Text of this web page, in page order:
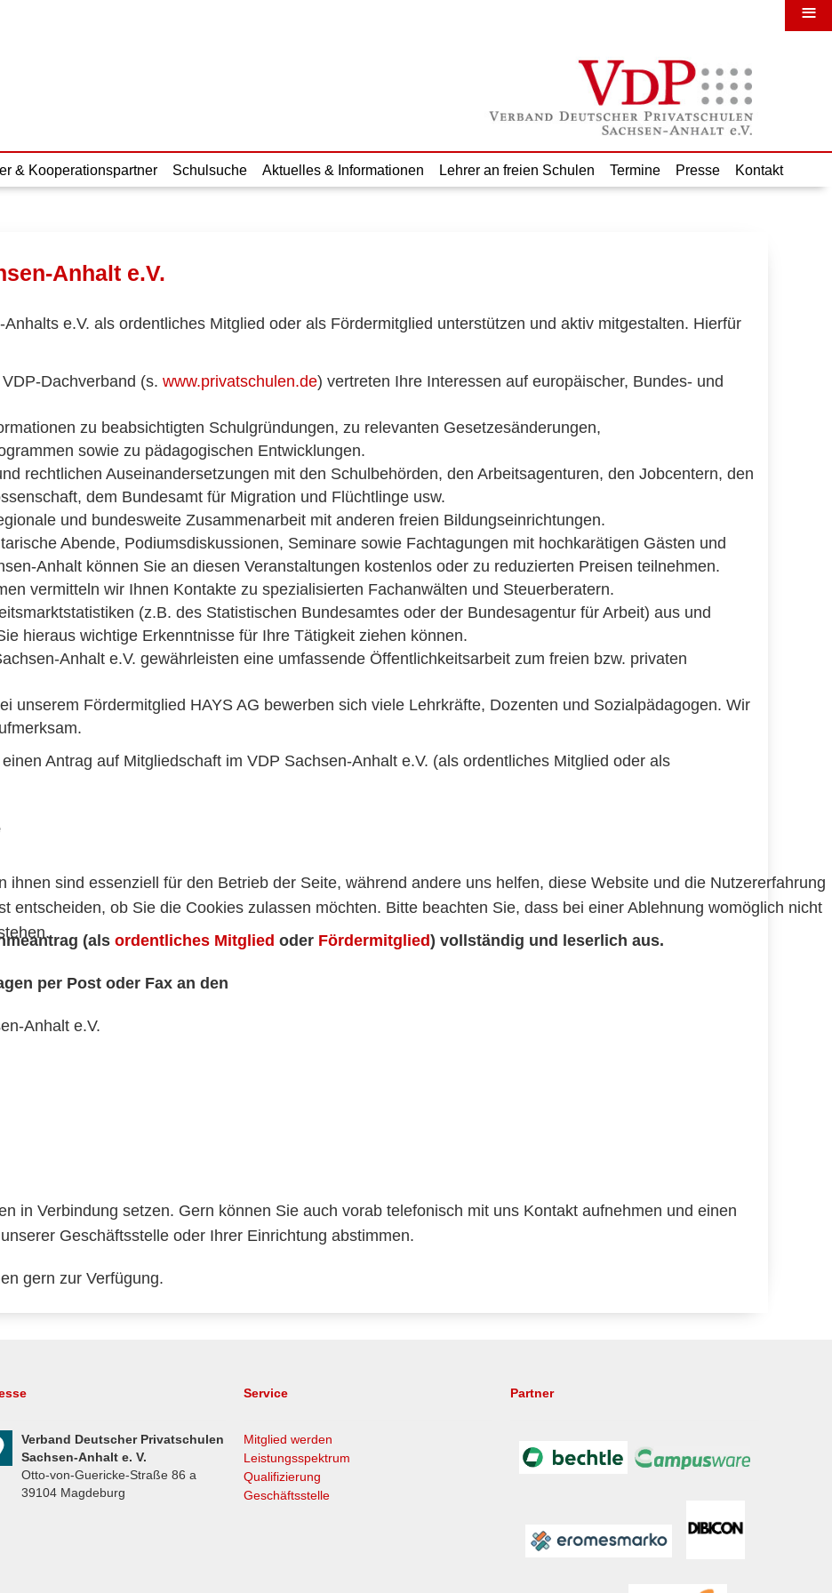
& Kooperationspartner Schulsuche Aktuelles & Informationen Lehrer an freien Schulen Termine Presse Kontakt
Anhalt e.V.
e.V. als ordentliches Mitglied oder als Fördermitglied unterstützen und aktiv mitgestalten. Hierfür
Dachverband (s. www.privatschulen.de) vertreten Ihre Interessen auf europäischer, Bundes- und
zu beabsichtigten Schulgründungen, zu relevanten Gesetzesänderungen,
sowie zu pädagogischen Entwicklungen.
rechtlichen Auseinandersetzungen mit den Schulbehörden, den Arbeitsagenturen, den Jobcentern, den
dem Bundesamt für Migration und Flüchtlinge usw.
und bundesweite Zusammenarbeit mit anderen freien Bildungseinrichtungen.
Abende, Podiumsdiskussionen, Seminare sowie Fachtagungen mit hochkarätigen Gästen und
Anhalt können Sie an diesen Veranstaltungen kostenlos oder zu reduzierten Preisen teilnehmen.
vermitteln wir Ihnen Kontakte zu spezialisierten Fachanwälten und Steuerberatern.
(z.B. des Statistischen Bundesamtes oder der Bundesagentur für Arbeit) aus und
hieraus wichtige Erkenntnisse für Ihre Tätigkeit ziehen können.
Anhalt e.V. gewährleisten eine umfassende Öffentlichkeitsarbeit zum freien bzw. privaten
unserem Fördermitglied HAYS AG bewerben sich viele Lehrkräfte, Dozenten und Sozialpädagogen. Wir
Antrag auf Mitgliedschaft im VDP Sachsen-Anhalt e.V. (als ordentliches Mitglied oder als
(als ordentliches Mitglied oder Fördermitglied) vollständig und leserlich aus.
per Post oder Fax an den
Anhalt e.V.
in Verbindung setzen. Gern können Sie auch vorab telefonisch mit uns Kontakt aufnehmen und einen
Geschäftsstelle oder Ihrer Einrichtung abstimmen.
gern zur Verfügung.
Verband Deutscher Privatschulen
Sachsen-Anhalt e. V.
Otto-von-Guericke-Straße 86 a
39104 Magdeburg
Service
Mitglied werden
Leistungsspektrum
Qualifizierung
Geschäftsstelle
Partner
sind essenziell für den Betrieb der Seite, während andere uns helfen, diese Website und die Nutzererfahrung
entscheiden, ob Sie die Cookies zulassen möchten. Bitte beachten Sie, dass bei einer Ablehnung womöglich nicht
≡